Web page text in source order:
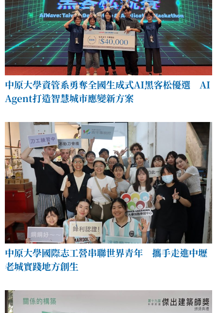
中原大學資管系勇奪全國生成式AI黑客松優選 AI
Agent打造智慧城市應變新方案
中原大學國際志工營串聯世界青年 攜手走進中壢
老城實踐地方創生